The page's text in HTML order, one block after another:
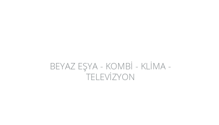
BEYAZ EŞYA - KOMBİ - KLİMA -
TELEVİZYON